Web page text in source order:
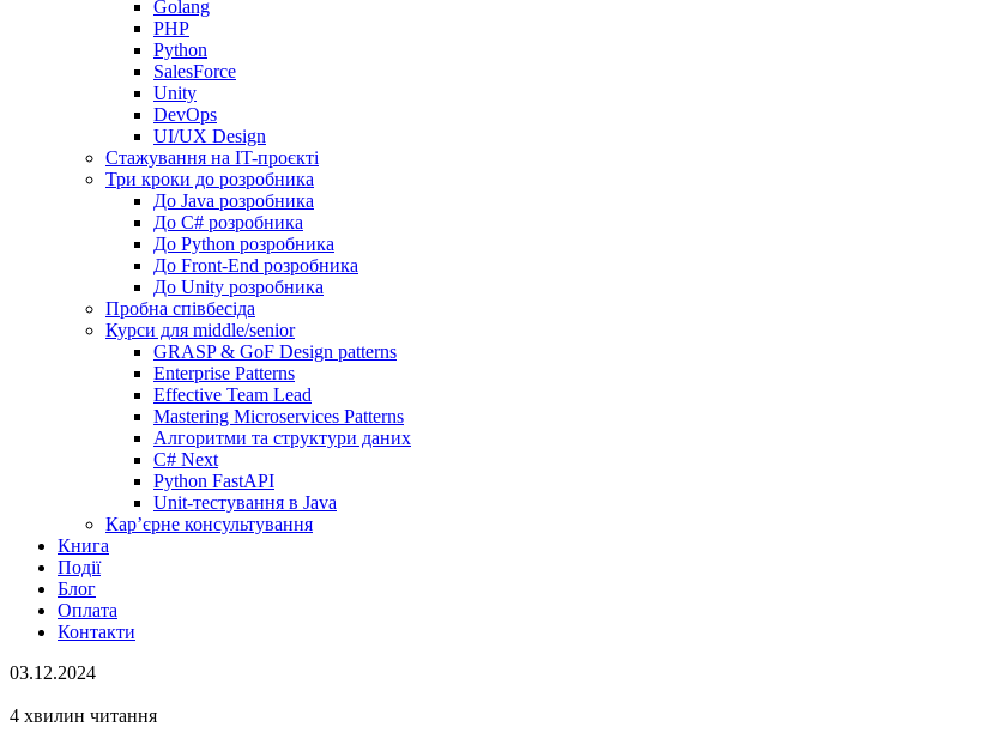
Golang
PHP
Python
SalesForce
Unity
DevOps
UI/UX Design
Стажування на IT-проєкті
Три кроки до розробника
До Java розробника
До C# розробника
До Python розробника
До Front-End розробника
До Unity розробника
Пробна співбесіда
Курси для middle/senior
GRASP & GoF Design patterns
Enterprise Patterns
Effective Team Lead
Mastering Microservices Patterns
Алгоритми та структури даних
C# Next
Python FastAPI
Unit-тестування в Java
Кар’єрне консультування
Книга
Події
Блог
Оплата
Контакти
03.12.2024
4 хвилин читання